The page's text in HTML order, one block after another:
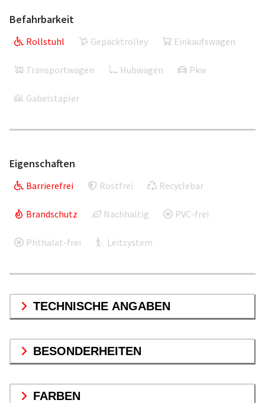
Befahrbarkeit
Rollstuhl Gepäcktrolley Einkaufswagen
Transportwagen Hubwagen Pkw
Gabelstapler
Eigenschaften
Barrierefrei Rostfrei Recyclebar
Brandschutz Nachhaltig PVC-frei
Phthalat-frei Leitsystem
TECHNISCHE ANGABEN
BESONDERHEITEN
FARBEN